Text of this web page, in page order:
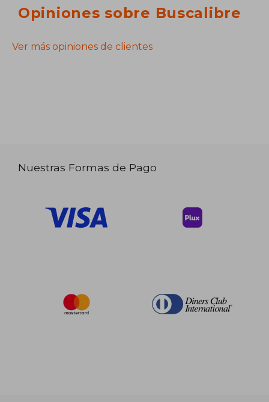
Opiniones sobre Buscalibre
Ver más opiniones de clientes
Nuestras Formas de Pago